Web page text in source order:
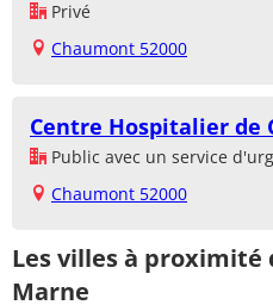
Privé
Chaumont 52000
Centre Hospitalier de
Public avec un service
Chaumont 52000
Les villes à proximité
Marne